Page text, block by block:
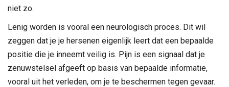
niet zo.
Lenig worden is vooral een neurologisch proces. Dit wil
zeggen dat je je hersenen eigenlijk leert dat een bepaalde
positie die je inneemt veilig is. Pijn is een signaal dat je
zenuwstelsel afgeeft op basis van bepaalde informatie,
vooral uit het verleden, om je te beschermen tegen gevaar.